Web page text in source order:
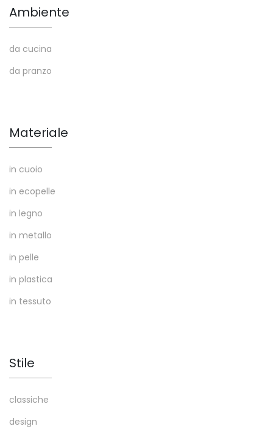
Ambiente
da cucina
da pranzo
Materiale
in cuoio
in ecopelle
in legno
in metallo
in pelle
in plastica
in tessuto
Stile
classiche
design